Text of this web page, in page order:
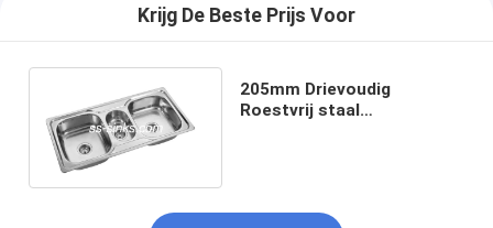
Krijg De Beste Prijs Voor
205mm Drievoudig
Roestvrij staal